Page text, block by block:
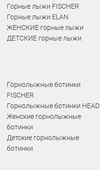
Горные лыжи FISCHER
Горные лыжи ELAN
ЖЕНСКИЕ горные лыжи
ДЕТСКИЕ горные лыжи
Горнолыжные ботинки
FISCHER
Горнолыжные ботинки HEAD
Женские горнолыжные
ботинки
Детские горнолыжные
ботинки